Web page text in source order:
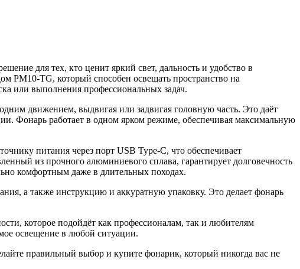
для тех, кто ценит яркий свет, дальность и удобство в
PM10-TG, который способен освещать пространство на
или выполнения профессиональных задач.
движением, выдвигая или задвигая головную часть. Это даёт
Фонарь работает в одном ярком режиме, обеспечивая максимальную
питания через порт USB Type-C, что обеспечивает
из прочного алюминиевого сплава, гарантирует долговечность
комфортным даже в длительных походах.
а также инструкцию и аккуратную упаковку. Это делает фонарь
которое подойдёт как профессионалам, так и любителям
освещение в любой ситуации.
правильный выбор и купите фонарик, который никогда вас не